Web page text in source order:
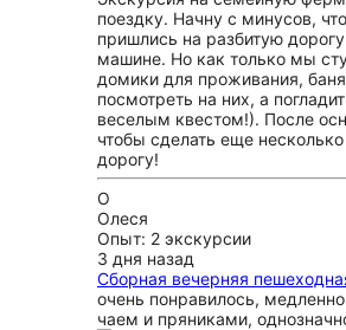
поездку. Начну с минусов,
пришлись на разбитую
машине. Но как только мы
домики для проживания,
посмотреть на них, а
веселым квестом!). После
чтобы сделать еще
дорогу!
О
Олеся
Опыт: 2 экскурсии
3 дня назад
Сборная вечерняя
очень понравилось,
чаем и пряниками,